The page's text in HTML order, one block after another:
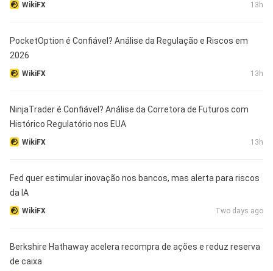
WikiFX 13h
PocketOption é Confiável? Análise da Regulação e Riscos em
2026
WikiFX 13h
NinjaTrader é Confiável? Análise da Corretora de Futuros com
Histórico Regulatório nos EUA
WikiFX 13h
Fed quer estimular inovação nos bancos, mas alerta para riscos
da IA
WikiFX Two days ago
Berkshire Hathaway acelera recompra de ações e reduz reserva
de caixa